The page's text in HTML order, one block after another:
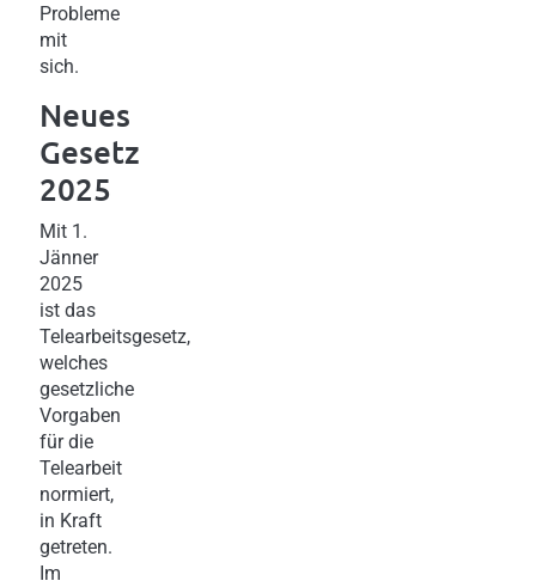
Probleme
mit
sich.
Neues
Gesetz
2025
Mit 1.
Jänner
2025
ist das
Telearbeitsgesetz,
welches
gesetzliche
Vorgaben
für die
Telearbeit
normiert,
in Kraft
getreten.
Im